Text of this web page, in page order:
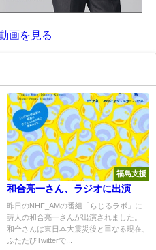
画を見る
福島支援
和合亮一さん、ラジオに出演
昨日のNHF_AMの番組「らじるラボ」に
詩人の和合亮一さんが出演されました。
和合さんは東日本大震災後と重なる現在、
ふたたびTwitterで...